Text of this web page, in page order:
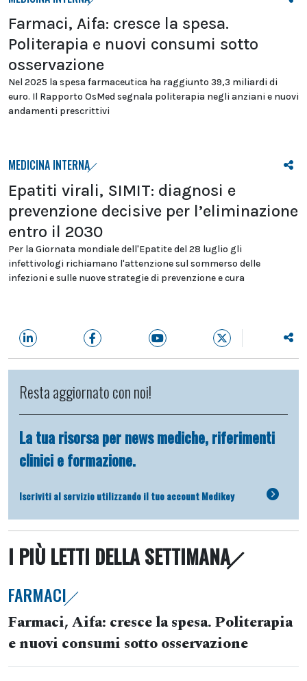
Farmaci, Aifa: cresce la spesa.
Politerapia e nuovi consumi sotto
osservazione
Nel 2025 la spesa farmaceutica ha raggiunto 39,3 miliardi di
euro. Il Rapporto OsMed segnala politerapia negli anziani e nuovi
andamenti prescrittivi
MEDICINA INTERNA
Epatiti virali, SIMIT: diagnosi e
prevenzione decisive per l’eliminazione
entro il 2030
Per la Giornata mondiale dell'Epatite del 28 luglio gli
infettivologi richiamano l'attenzione sul sommerso delle
infezioni e sulle nuove strategie di prevenzione e cura
Resta aggiornato con noi!
La tua risorsa per news mediche, riferimenti
clinici e formazione.
Iscriviti al servizio utilizzando il tuo account Medikey
I PIÙ LETTI DELLA SETTIMANA
FARMACI
Farmaci, Aifa: cresce la spesa. Politerapia
e nuovi consumi sotto osservazione